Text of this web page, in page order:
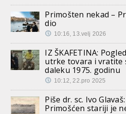
Primošten nekad –
dio
10:16, 13.velj 2026
IZ ŠKAFETINA:
utrke tovara i vratite
daleku 1975. godinu
10:12, 22.pro 2025
Piše dr. sc. Ivo
Primošćen stariji je